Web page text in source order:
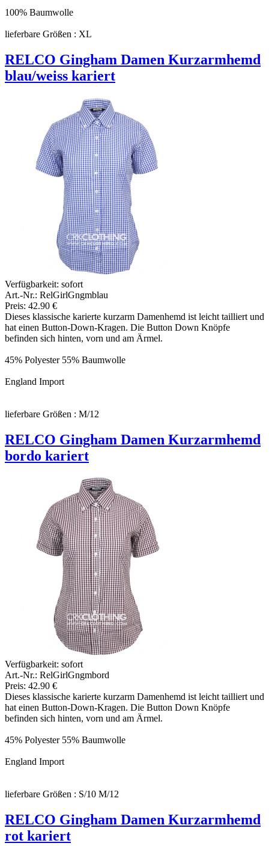
100% Baumwolle
lieferbare Größen : XL
RELCO Gingham Damen Kurzarmhemd
blau/weiss kariert
Verfügbarkeit: sofort
Art.-Nr.: RelGirlGngmblau
Preis: 42.90 €
Dieses klassische karierte kurzarm Damenhemd ist leicht tailliert und
hat einen Button-Down-Kragen. Die Button Down Knöpfe
befinden sich hinten, vorn und am Ärmel.
45% Polyester 55% Baumwolle
England Import
lieferbare Größen : M/12
RELCO Gingham Damen Kurzarmhemd
bordo kariert
Verfügbarkeit: sofort
Art.-Nr.: RelGirlGngmbord
Preis: 42.90 €
Dieses klassische karierte kurzarm Damenhemd ist leicht tailliert und
hat einen Button-Down-Kragen. Die Button Down Knöpfe
befinden sich hinten, vorn und am Ärmel.
45% Polyester 55% Baumwolle
England Import
lieferbare Größen : S/10 M/12
RELCO Gingham Damen Kurzarmhemd
rot kariert